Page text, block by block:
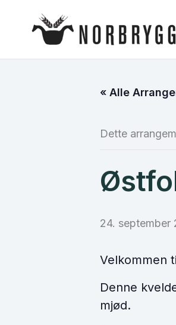
« Alle
Dette
24. september
Velkommen
Denne
mjød.